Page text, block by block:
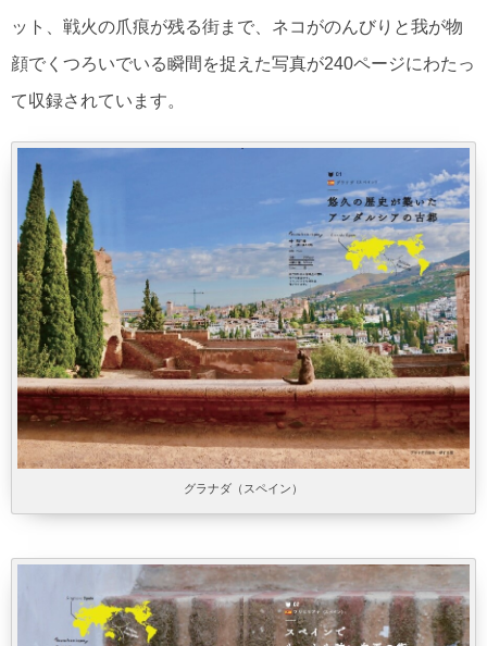
ット、戦火の爪痕が残る街まで、ネコがのんびりと我が物
顔でくつろいでいる瞬間を捉えた写真が240ページにわたっ
て収録されています。
グラナダ（スペイン）